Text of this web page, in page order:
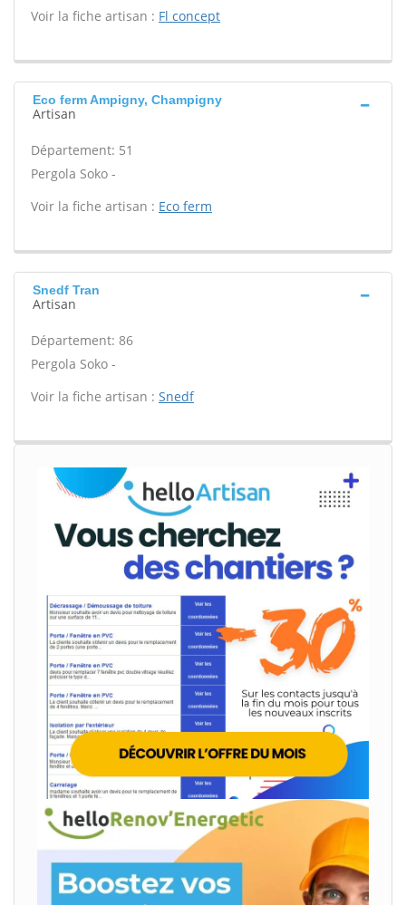
Voir la fiche artisan : Fl concept
Eco ferm Ampigny, Champigny
Artisan
Département: 51
Pergola Soko -
Voir la fiche artisan : Eco ferm
Snedf Tran
Artisan
Département: 86
Pergola Soko -
Voir la fiche artisan : Snedf